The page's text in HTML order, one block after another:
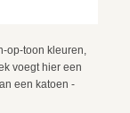
op-toon kleuren,
voegt hier een
een katoen -